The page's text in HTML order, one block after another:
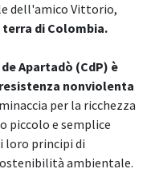
dell'amico Vittorio,
di Colombia.
Apartadò (CdP) è
nonviolenta
per la ricchezza
piccolo e semplice
loro principi di
ambientale.